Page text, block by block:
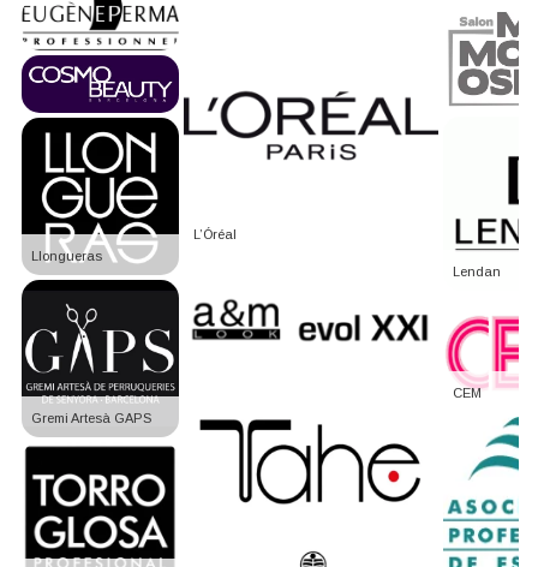
Llongueras
Gremi Artesà GAPS
L’Óréal
Lendan
CEM